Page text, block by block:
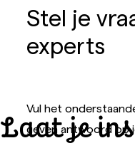
Stel je
experts
Vul het
geven antwoord op
Laat je